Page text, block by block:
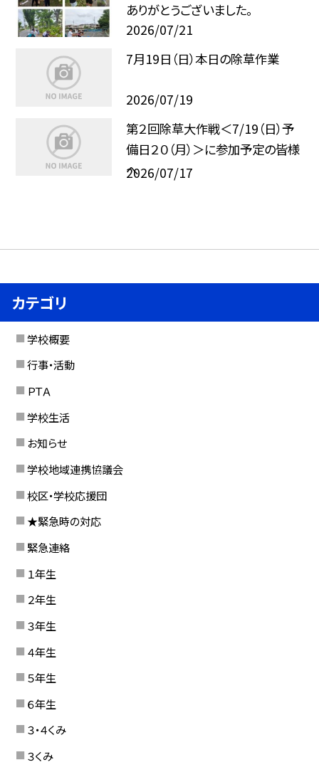
ありがとうございました。
2026/07/21
7月19日（日）本日の除草作業
2026/07/19
第２回除草大作戦＜7/19（日）予
備日２０（月）＞に参加予定の皆様
へ
2026/07/17
カテゴリ
学校概要
行事・活動
ＰＴＡ
学校生活
お知らせ
学校地域連携協議会
校区・学校応援団
★緊急時の対応
緊急連絡
１年生
２年生
３年生
４年生
５年生
６年生
３・４くみ
３くみ